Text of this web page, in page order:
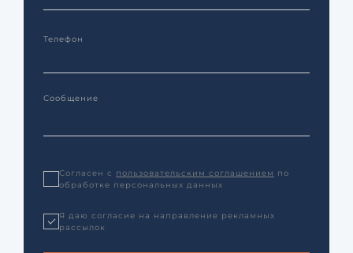
Согласен с пользовательским соглашением по
обработке персональных данных
Я даю согласие на направление рекламных
рассылок